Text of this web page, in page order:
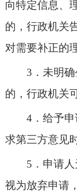
向特定信息、
的，行政机关
对需要补正的
3．未明
的，行政机关
4．给予
求第三方意见
5．申请
视为放弃申请